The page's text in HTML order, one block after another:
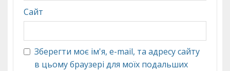
Сайт
Зберегти моє ім'я, e-mail, та адресу сайту
в цьому браузері для моїх подальших